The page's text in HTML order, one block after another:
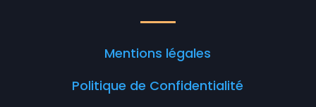
Mentions légales
Politique de Confidentialité